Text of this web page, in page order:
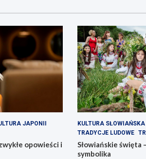
JAPONII
opowieści i
KULTURA SŁOWIAŃSKA
TRADYCJE LUDOWE
Słowiańskie święta
symbolika